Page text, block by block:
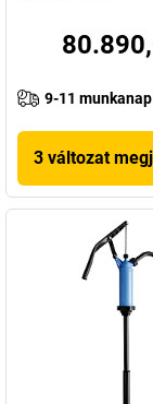
9-11
3 változat